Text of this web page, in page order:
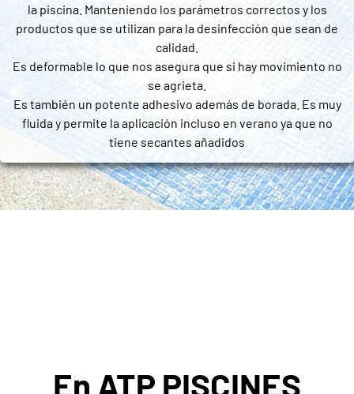
la piscina. Manteniendo los parámetros correctos y los
productos que se utilizan para la desinfección que sean de
calidad.
Es deformable lo que nos asegura que si hay movimiento no
se agrieta.
Es también un potente adhesivo además de borada. Es muy
fluida y permite la aplicación incluso en verano ya que no
tiene secantes añadidos
En ATP PISCINES